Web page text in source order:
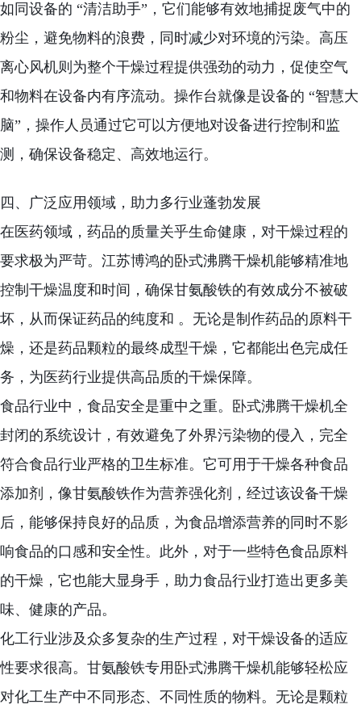
如同设备的 “清洁助手”，它们能够有效地捕捉废气中的
粉尘，避免物料的浪费，同时减少对环境的污染。高压
离心风机则为整个干燥过程提供强劲的动力，促使空气
和物料在设备内有序流动。操作台就像是设备的 “智慧大
脑”，操作人员通过它可以方便地对设备进行控制和监
测，确保设备稳定、高效地运行。
四、广泛应用领域，助力多行业蓬勃发展
在医药领域，药品的质量关乎生命健康，对干燥过程的
要求极为严苛。江苏博鸿的卧式沸腾干燥机能够精准地
控制干燥温度和时间，确保甘氨酸铁的有效成分不被破
坏，从而保证药品的纯度和 。无论是制作药品的原料干
燥，还是药品颗粒的最终成型干燥，它都能出色完成任
务，为医药行业提供高品质的干燥保障。
食品行业中，食品安全是重中之重。卧式沸腾干燥机全
封闭的系统设计，有效避免了外界污染物的侵入，完全
符合食品行业严格的卫生标准。它可用于干燥各种食品
添加剂，像甘氨酸铁作为营养强化剂，经过该设备干燥
后，能够保持良好的品质，为食品增添营养的同时不影
响食品的口感和安全性。此外，对于一些特色食品原料
的干燥，它也能大显身手，助力食品行业打造出更多美
味、健康的产品。
化工行业涉及众多复杂的生产过程，对干燥设备的适应
性要求很高。甘氨酸铁专用卧式沸腾干燥机能够轻松应
对化工生产中不同形态、不同性质的物料。无论是颗粒